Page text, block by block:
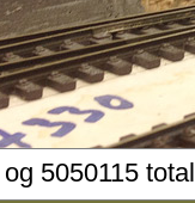
5050115